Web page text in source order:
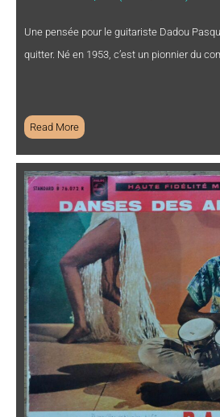
Une pensée pour le guitariste Dadou
quitter. Né en 1953, c’est un pionnier du
Read More